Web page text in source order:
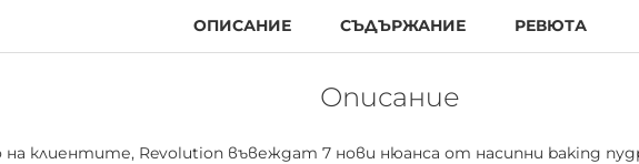
ОПИСАНИЕ СЪДЪРЖАНИЕ РЕВЮТА
Описание
клиентите, Revolution въвеждат 7 нови нюанса от насипни baking